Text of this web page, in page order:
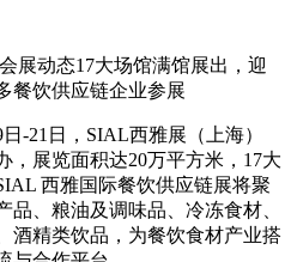
动态17大场馆满馆展出，迎
餐饮供应链企业参展
21日，SIAL西雅展（上海）
，展览面积达20万平方米，17大
西雅国际餐饮供应链展将聚
、粮油及调味品、冷冻食材、
酒精类饮品，为餐饮食材产业搭